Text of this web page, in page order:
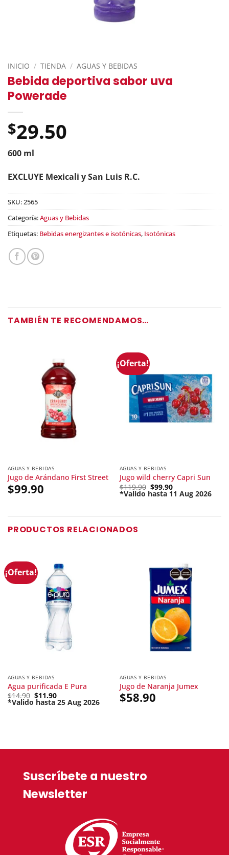
INICIO / TIENDA / AGUAS Y BEBIDAS
Bebida deportiva sabor uva
Powerade
$29.50
600 ml
EXCLUYE Mexicali y San Luis R.C.
SKU:2565
Categoría:Aguas y Bebidas
Etiquetas: Bebidas energizantes e isotónicas, Isotónicas
TAMBIÉN TE RECOMENDAMOS…
AGUAS Y BEBIDAS
Jugo de Arándano First Street
$99.90
¡Oferta!
AGUAS Y BEBIDAS
Jugo wild cherry Capri Sun
$119.90 Original
price
was:
$99.90
*Valido hasta 11 Aug 2026
Current
PRODUCTOS RELACIONADOS
¡Oferta!
AGUAS Y BEBIDAS
Agua purificada E Pura
$14.90 Original
price
$11.90
*Valido hasta 25 Aug 2026
AGUAS Y BEBIDAS
Jugo de Naranja Jumex
$58.90
Suscríbete a nuestro
Newsletter